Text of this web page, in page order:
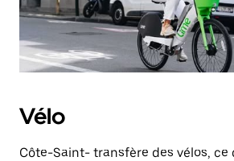
Vélo
Côte-Saint- transfère des vélos, ce